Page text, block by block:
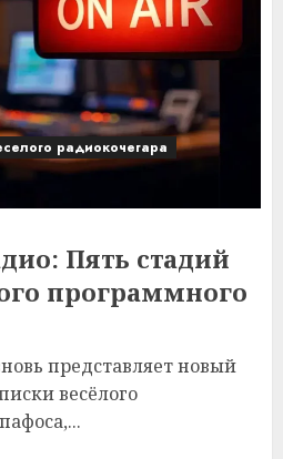
радиокочегара
Пять стадий
программного
представляет новый
весёлого